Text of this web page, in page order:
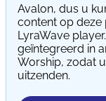
Avalon, dus u
content op
LyraWave
geïntegreerd in
Worship, zodat
uitzenden.